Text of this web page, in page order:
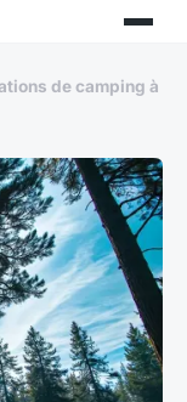
de camping à